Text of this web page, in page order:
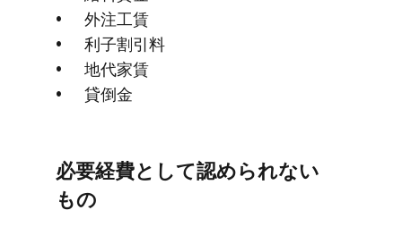
外注工賃
利子割引料
地代家賃
貸倒金
必要経費と​して​認められない​
もの